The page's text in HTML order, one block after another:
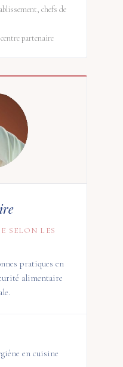
chefs de
partenaire
LES
pratiques en
alimentaire
en cuisine